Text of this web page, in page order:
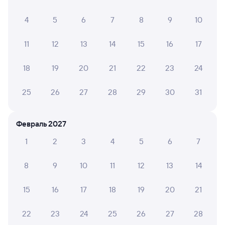
Самара
Краснодар-1
12:36 22:54
1 д 11 ч 18 м в пути
357Й Проходящий Двухэтажный 9,1
Самара
Краснодар-1
15:33 21:50
1 д 7 ч 17 м в пути
4 5 6 7 8 9 10
11 12 13 14 15 16 17
18 19 20 21 22 23 24
25 26 27 28 29 30 31
Февраль 2027
1
2 3 4 5 6 7
8 9 10 11 12 13 14
15 16 17 18 19 20 21
22 23 24 25 26 27 28